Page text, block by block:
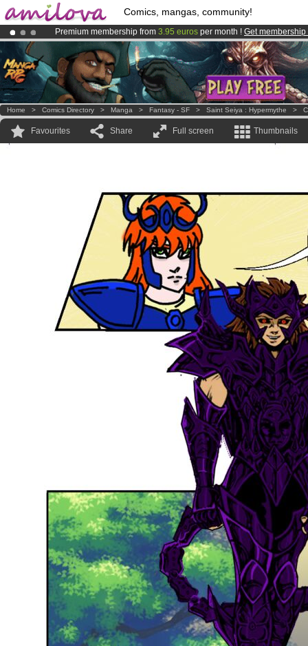
Comics, mangas, community!
Premium membership from 3.95 euros per month ! Get membership
AmilovaKickstarter is now LIVE!.
Already 100000 membersand 1000 comics & mangas!.
Home > Comics Directory > Manga > Fantasy - SF > Saint Seiya : Hypermythe >
Favourites Share Full screen Thumbnails